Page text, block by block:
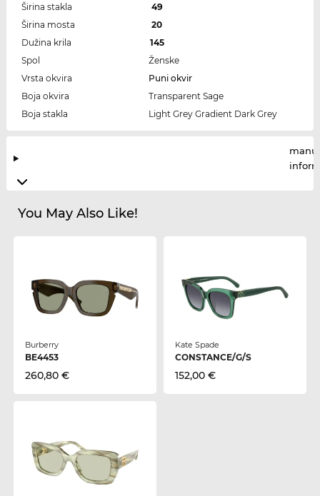
Širina stakla
49
Širina mosta
20
Dužina krila
145
Spol
Ženske
Vrsta okvira
Puni okvir
Boja okvira
Transparent Sage
Boja stakla
Light Grey Gradient Dark Grey
You May Also Like!
Burberry
BE4453
260,80 €
Kate Spade
CONSTANCE/G/S
152,00 €